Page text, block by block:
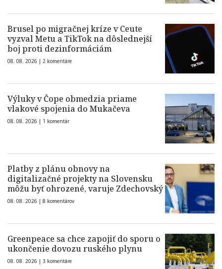
Brusel po migračnej kríze v Ceute
vyzval Metu a TikTok na dôslednejší
boj proti dezinformáciám
08. 08. 2026 | 2 komentáre
Výluky v Čope obmedzia priame
vlakové spojenia do Mukačeva
08. 08. 2026 | 1 komentár
Platby z plánu obnovy na
digitalizačné projekty na Slovensku
môžu byť ohrozené, varuje Zdechovský
08. 08. 2026 | 8 komentárov
Greenpeace sa chce zapojiť do sporu o
ukončenie dovozu ruského plynu
08. 08. 2026 | 3 komentáre